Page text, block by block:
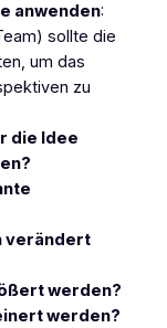
anwenden:
sollte die
um das
zu
die Idee
verändert
werden?
werden?